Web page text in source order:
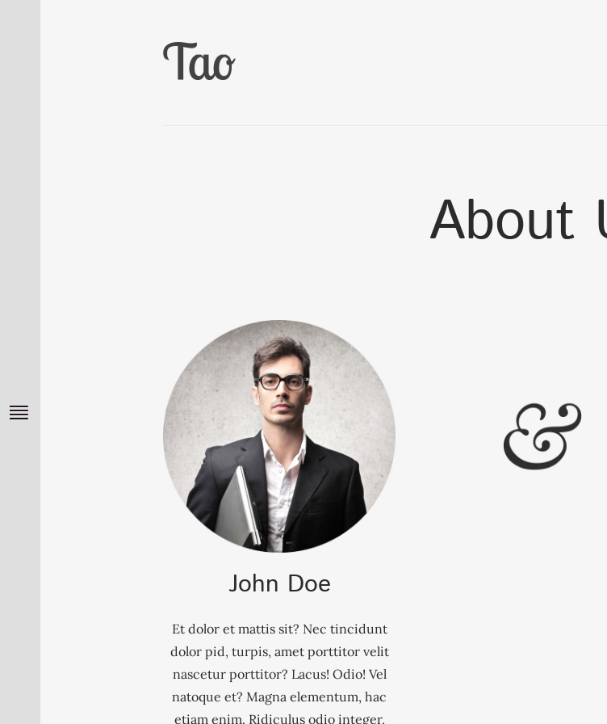
About
John Doe
Et dolor et mattis sit? Nec tincidunt
dolor pid, turpis, amet porttitor velit
nascetur porttitor? Lacus! Odio! Vel
natoque et? Magna elementum, hac
etiam enim. Ridiculus odio integer,